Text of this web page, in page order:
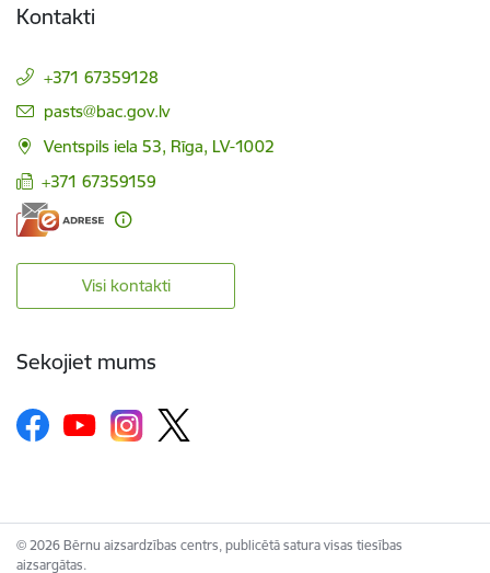
Kontakti
+371 67359128
E-pasts:
pasts@bac.gov.lv
Ventspils iela 53, Rīga, LV-1002
+371 67359159
Visi kontakti
Sekojiet mums
© 2026 Bērnu aizsardzības centrs, publicētā satura visas tiesības
aizsargātas.